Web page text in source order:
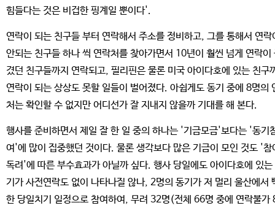
힘들다는 것은 비겁한 핑계일 뿐이다'.
연락이 되는 친구들 부터 연락해서 주소를 정비하고, 그를 통해서 연락
안되는 친구들 하나 씩 연락처를 찾아가면서 10년이 훨씬 넘게 연락이
겼던 친구들까지 연락되고, 필리핀은 물론 미국 아이다호에 있는 친구
연락이 되는 상상도 못할 일들이 벌어졌다. 아쉽게도 동기 중에 8명의
처는 확인할 수 없지만 어디선가 잘 지내지 않을까 기대를 해 본다.
행사를 준비하면서 제일 잘 한 일 중의 하나는 '기금모금'보다는 '동기
여'에 많이 집중했던 것이다. 물론 생각보다 많은 기금이 모인 것도 '참
독려'에 따른 부수효과가 아닐까 싶다. 행사 당일에도 아이다호에 있는
기가 사전연락도 없이 나타나질 않나, 2명의 동기가 저 멀리 울산에서
한 당일치기 일정으로 참여하여, 무려 32명(전체 66명 중에 연락불가